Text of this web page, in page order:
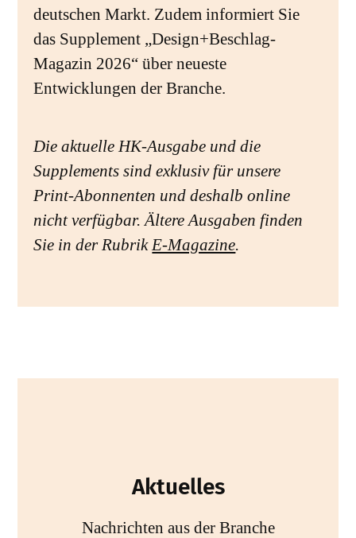
deutschen Markt. Zudem informiert Sie
das Supplement „Design+Beschlag-
Magazin 2026“ über neueste
Entwicklungen der Branche.
Die aktuelle HK-Ausgabe und die
Supplements sind exklusiv für unsere
Print-Abonnenten und deshalb online
nicht verfügbar. Ältere Ausgaben finden
Sie in der Rubrik E-Magazine.
Aktuelles
Nachrichten aus der Branche